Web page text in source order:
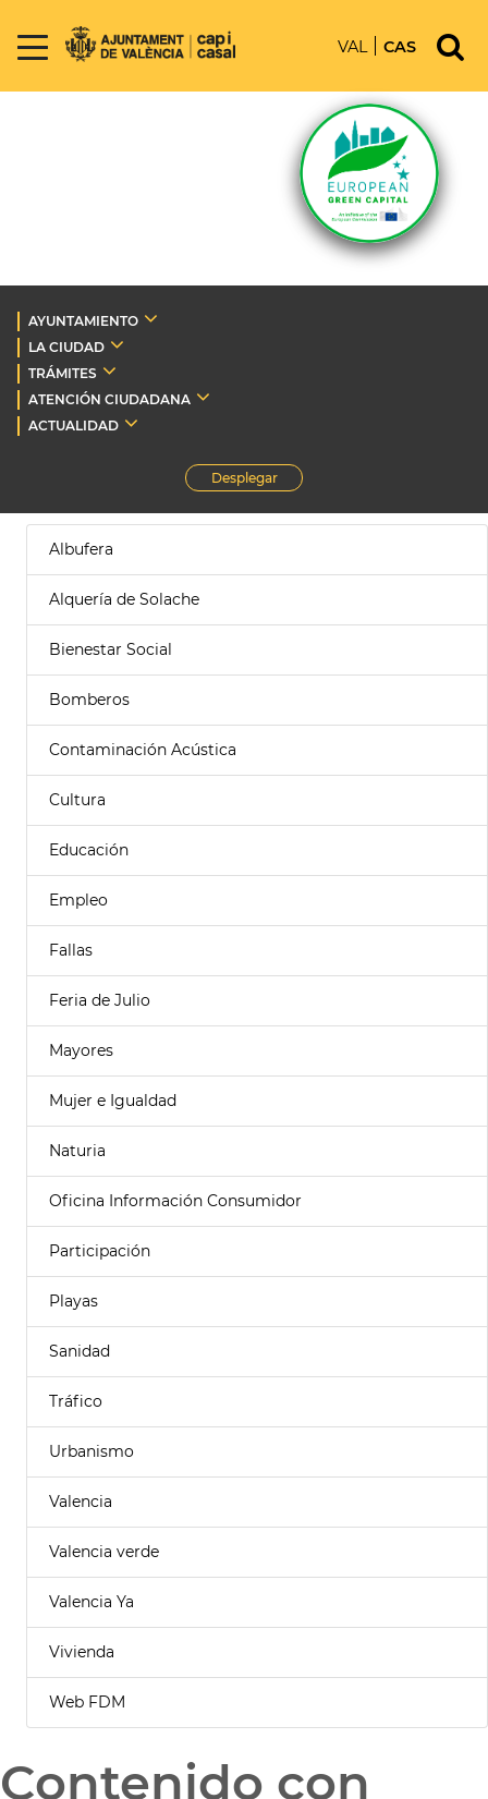
VAL CAS
AYUNTAMIENTO
LA CIUDAD
TRÁMITES
ATENCIÓN CIUDADANA
ACTUALIDAD
Desplegar
Albufera
Alquería de Solache
Bienestar Social
Bomberos
Contaminación Acústica
Cultura
Educación
Empleo
Fallas
Feria de Julio
Mayores
Mujer e Igualdad
Naturia
Oficina Información Consumidor
Participación
Playas
Sanidad
Tráfico
Urbanismo
Valencia
Valencia verde
Valencia Ya
Vivienda
Web FDM
Contenido con